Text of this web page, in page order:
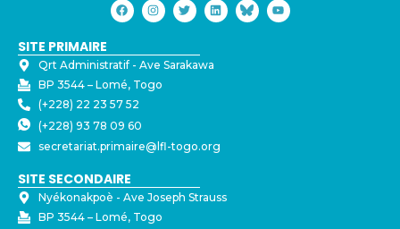
SITE PRIMAIRE
Qrt Administratif - ⁠Ave Sarakawa
BP 3544 – Lomé, Togo
(+228) 22 23 57 52
(+228) 93 78 09 60
secretariat.primaire@lfl-togo.org
SITE SECONDAIRE
Nyékonakpoè - ⁠Ave Joseph Strauss
BP 3544 – Lomé, Togo